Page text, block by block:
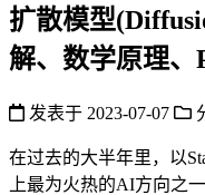
扩散模型
解、数学原理、
发表于 2023-07-07
在过去的大半年里，以
上最为火热的AI方向之